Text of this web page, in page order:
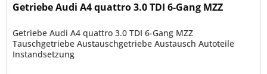
Getriebe Audi A4 quattro 3.0 TDI 6-Gang MZZ
Getriebe Audi A4 quattro 3.0 TDI 6-Gang MZZ
Tauschgetriebe Austauschgetriebe Austausch Autoteile
Instandsetzung